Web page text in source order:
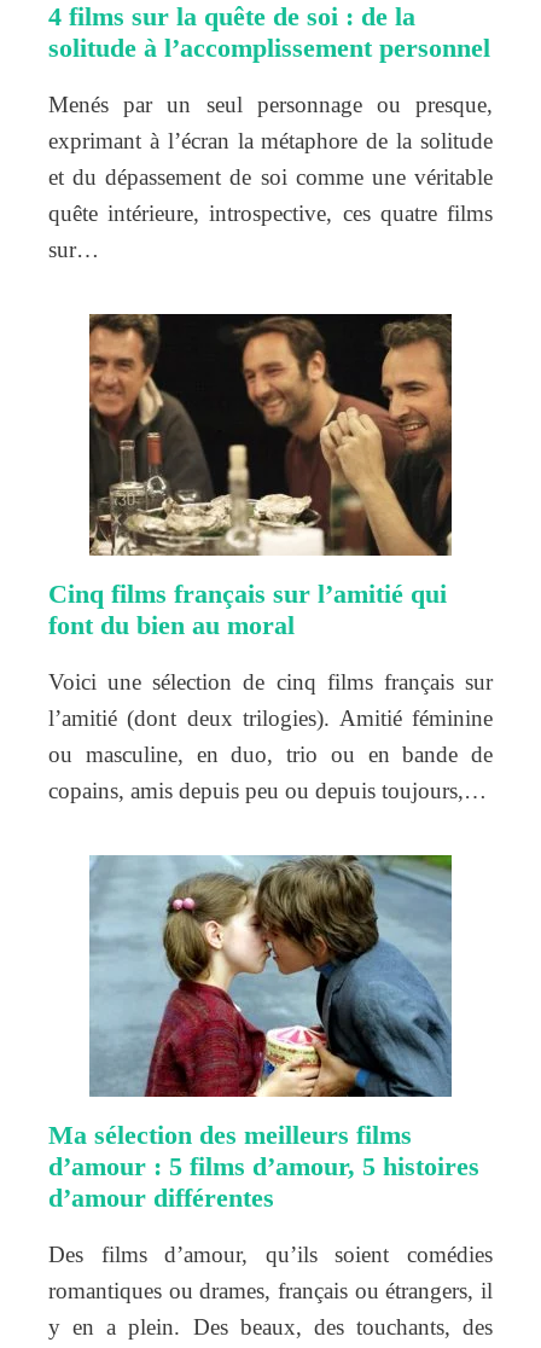
4 films sur la quête de soi : de la
solitude à l’accomplissement personnel
Menés par un seul personnage ou presque,
exprimant à l’écran la métaphore de la solitude
et du dépassement de soi comme une véritable
quête intérieure, introspective, ces quatre films
sur…
Cinq films français sur l’amitié qui
font du bien au moral
Voici une sélection de cinq films français sur
l’amitié (dont deux trilogies). Amitié féminine
ou masculine, en duo, trio ou en bande de
copains, amis depuis peu ou depuis toujours,…
Ma sélection des meilleurs films
d’amour : 5 films d’amour, 5 histoires
d’amour différentes
Des films d’amour, qu’ils soient comédies
romantiques ou drames, français ou étrangers, il
y en a plein. Des beaux, des touchants, des